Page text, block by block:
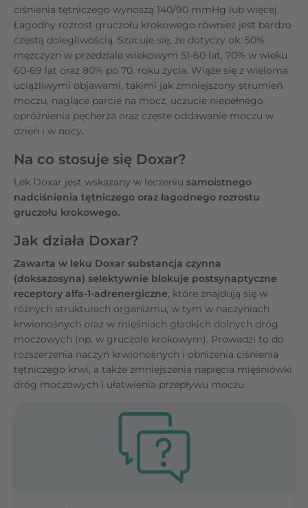
ciśnienia tętniczego wynoszą 140/90 mmHg lub więcej.
Łagodny rozrost gruczołu krokowego również jest bardzo
częstą dolegliwością. Szacuje się, że dotyczy ok. 50%
mężczyzn w przedziale wiekowym 51-60 lat, 70% w wieku
60-69 lat oraz 80% po 70. roku życia. Wiąże się z wieloma
uciążliwymi objawami, takimi jak zmniejszony strumień
moczu, naglące parcie na mocz, uczucie niepełnego
opróżnienia pęcherza oraz częste oddawanie moczu w
dzień i w nocy.
Na co stosuje się Doxar?
Lek Doxar jest wskazany w leczeniu samoistnego
nadciśnienia tętniczego oraz łagodnego rozrostu
gruczołu krokowego.
Jak działa Doxar?
Zawarta w leku Doxar substancja czynna
(doksazosyna) selektywnie blokuje postsynaptyczne
receptory alfa-1-adrenergiczne, które znajdują się w
różnych strukturach organizmu, w tym w naczyniach
krwionośnych oraz w mięśniach gładkich dolnych dróg
moczowych (np. w gruczole krokowym). Prowadzi to do
rozszerzenia naczyń krwionośnych i obniżenia ciśnienia
tętniczego krwi, a także zmniejszenia napięcia mięśniówki
dróg moczowych i ułatwienia przepływu moczu.